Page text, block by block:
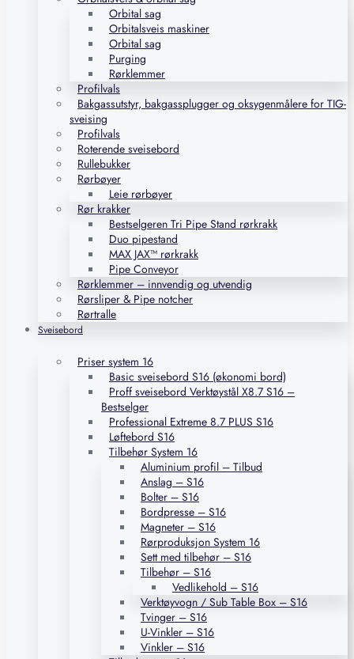
Orbital sag
Orbitalsveis maskiner
Orbital sag
Purging
Rørklemmer
Profilvals
Bakgassutstyr, bakgassplugger og oksygenmålere for TIG-
sveising
Profilvals
Roterende sveisebord
Rullebukker
Rørbøyer
Leie rørbøyer
Rør krakker
Bestselgeren Tri Pipe Stand rørkrakk
Duo pipestand
MAX JAX™ rørkrakk
Pipe Conveyor
Rørklemmer – innvendig og utvendig
Rørsliper & Pipe notcher
Rørtralle
Sveisebord
Priser system 16
Basic sveisebord S16 (økonomi bord)
Proff sveisebord Verktøystål X8.7 S16 –
Bestselger
Professional Extreme 8.7 PLUS S16
Løftebord S16
Tilbehør System 16
Aluminium profil – Tilbud
Anslag – S16
Bolter – S16
Bordpresse – S16
Magneter – S16
Rørproduksjon System 16
Sett med tilbehør – S16
Tilbehør – S16
Vedlikehold – S16
Verktøyvogn / Sub Table Box – S16
Tvinger – S16
U-Vinkler – S16
Vinkler – S16